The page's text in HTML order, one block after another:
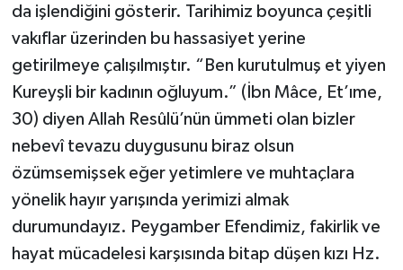
da işlendiğini gösterir. Tarihimiz boyunca çeşitli
vakıflar üzerinden bu hassasiyet yerine
getirilmeye çalışılmıştır. “Ben kurutulmuş et yiyen
Kureyşli bir kadının oğluyum.” (İbn Mâce, Et’ıme,
30) diyen Allah Resûlü’nün ümmeti olan bizler
nebevî tevazu duygusunu biraz olsun
özümsemişsek eğer yetimlere ve muhtaçlara
yönelik hayır yarışında yerimizi almak
durumundayız. Peygamber Efendimiz, fakirlik ve
hayat mücadelesi karşısında bitap düşen kızı Hz.
Bingöl Müftülüğü
Bitlis Müftülüğü
Burdur Müftülüğü
Bursa Müftülüğü
Çanakkale Müftülüğü
Aile
Sağlık
Ekonomi
Duyurular
Podcast